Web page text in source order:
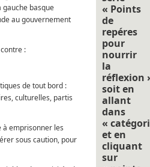
gauche basque
au gouvernement
:
de tout bord :
culturelles, partis
à emprisonner les
sous caution, pour
« Points
de
repéres
pour
nourrir
la
réflexion
soit en
allant
dans
«
et en
cliquant
sur